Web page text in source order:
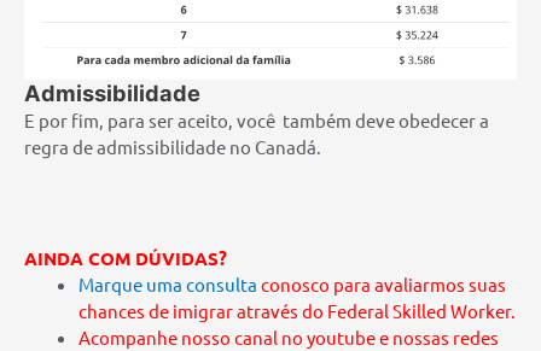
Admissibilidade
E por fim, para ser aceito, você também deve obedecer a
regra de admissibilidade no Canadá.
AINDA COM DÚVIDAS?
Marque uma consulta conosco para avaliarmos suas
chances de imigrar através do Federal Skilled Worker.
Acompanhe nosso canal no youtubee nossas redes